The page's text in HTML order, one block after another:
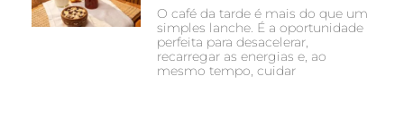
O café da tarde é mais do que um
simples lanche. É a oportunidade
perfeita para desacelerar,
recarregar as energias e, ao
mesmo tempo, cuidar